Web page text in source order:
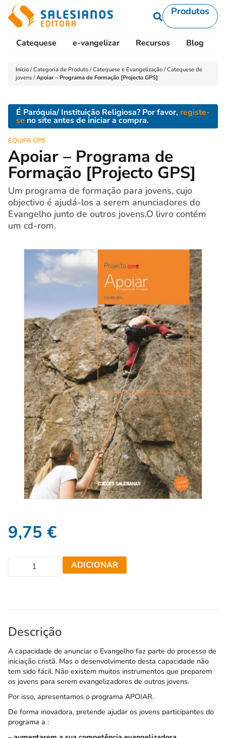
Produtos
Catequese e-vangelizar Recursos Blog
Início /Categoria de Produto /Catequese e Evangelização /Catequese de
jovens /Apoiar – Programa de Formação [Projecto GPS]
É Paróquia/ Instituição Religiosa? Por favor, registe-
se no site antes de iniciar a compra.
EQUIPA GPS
Apoiar – Programa de
Formação [Projecto GPS]
Um programa de formação para jovens, cujo
objectivo é ajudá-los a serem anunciadores do
Evangelho junto de outros jovens.O livro contém
um cd-rom.
9,75 €
ADICIONAR
Descrição
A capacidade de anunciar o Evangelho faz parte do processo de
iniciação cristã. Mas o desenvolvimento desta capacidade não
tem sido fácil. Não existem muitos instrumentos que preparem
os jovens para serem evangelizadores de outros jovens.
Por isso, apresentamos o programa APOIAR.
De forma inovadora, pretende ajudar os jovens participantes do
programa a :